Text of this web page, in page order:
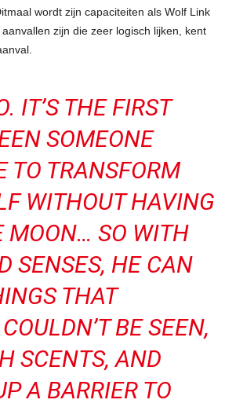
wordt zijn capaciteiten als Wolf Link
zijn die zeer logisch lijken, kent
IT’S THE FIRST
SOMEONE
TO TRANSFORM
WITHOUT HAVING
MOON… SO WITH
SENSES, HE CAN
THAT
BE SEEN,
SCENTS, AND
A BARRIER TO